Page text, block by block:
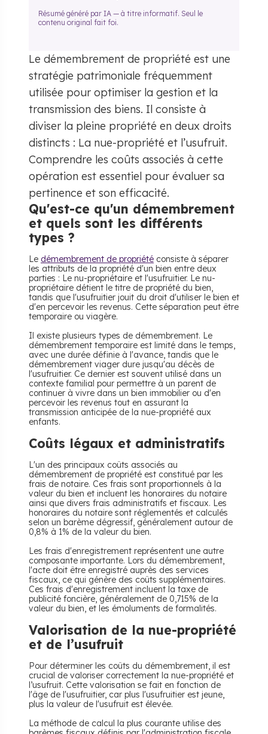
Résumé généré par IA — à titre informatif. Seul le
contenu original fait foi.
Le démembrement de propriété est une
stratégie patrimoniale fréquemment
utilisée pour optimiser la gestion et la
transmission des biens. Il consiste à
diviser la pleine propriété en deux droits
distincts : La nue-propriété et l’usufruit.
Comprendre les coûts associés à cette
opération est essentiel pour évaluer sa
pertinence et son efficacité.
Qu'est-ce qu'un démembrement
et quels sont les différents
types ?
Le démembrement de propriété consiste à séparer
les attributs de la propriété d'un bien entre deux
parties : Le nu-propriétaire et l'usufruitier. Le nu-
propriétaire détient le titre de propriété du bien,
tandis que l'usufruitier jouit du droit d'utiliser le bien et
d'en percevoir les revenus. Cette séparation peut être
temporaire ou viagère.
Il existe plusieurs types de démembrement. Le
démembrement temporaire est limité dans le temps,
avec une durée définie à l'avance, tandis que le
démembrement viager dure jusqu'au décès de
l'usufruitier. Ce dernier est souvent utilisé dans un
contexte familial pour permettre à un parent de
continuer à vivre dans un bien immobilier ou d'en
percevoir les revenus tout en assurant la
transmission anticipée de la nue-propriété aux
enfants.
Coûts légaux et administratifs
L'un des principaux coûts associés au
démembrement de propriété est constitué par les
frais de notaire. Ces frais sont proportionnels à la
valeur du bien et incluent les honoraires du notaire
ainsi que divers frais administratifs et fiscaux. Les
honoraires du notaire sont réglementés et calculés
selon un barème dégressif, généralement autour de
0,8% à 1% de la valeur du bien.
Les frais d'enregistrement représentent une autre
composante importante. Lors du démembrement,
l'acte doit être enregistré auprès des services
fiscaux, ce qui génère des coûts supplémentaires.
Ces frais d'enregistrement incluent la taxe de
publicité foncière, généralement de 0,715% de la
valeur du bien, et les émoluments de formalités.
Valorisation de la nue-propriété
et de l’usufruit
Pour déterminer les coûts du démembrement, il est
crucial de valoriser correctement la nue-propriété et
l’usufruit. Cette valorisation se fait en fonction de
l'âge de l'usufruitier, car plus l'usufruitier est jeune,
plus la valeur de l'usufruit est élevée.
La méthode de calcul la plus courante utilise des